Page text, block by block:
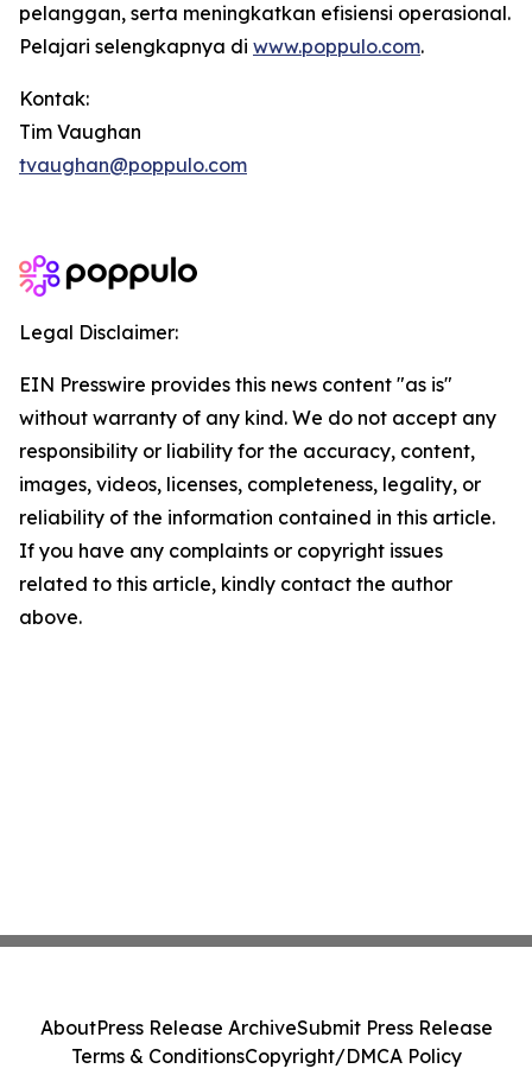
pelanggan, serta meningkatkan efisiensi operasional.
Pelajari selengkapnya di www.poppulo.com.
Kontak:
Tim Vaughan
tvaughan@poppulo.com
Legal Disclaimer:
EIN Presswire provides this news content "as is"
without warranty of any kind. We do not accept any
responsibility or liability for the accuracy, content,
images, videos, licenses, completeness, legality, or
reliability of the information contained in this article.
If you have any complaints or copyright issues
related to this article, kindly contact the author
above.
AboutPress Release ArchiveSubmit Press Release
Terms & ConditionsCopyright/DMCA Policy